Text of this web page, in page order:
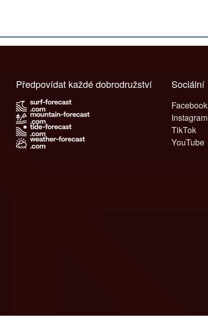
Sociální
Facebook
Instagram
TikTok
YouTube
Předpovídat každé dobrodružství